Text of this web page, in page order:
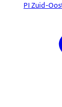
PI Zuid-